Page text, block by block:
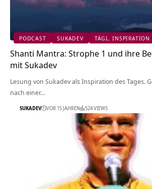
PODCAST SUKADEV TÄGL. INSPIRATION
Shanti Mantra: Strophe 1 und ihre
mit Sukadev
Lesung von Sukadev als Inspiration des Tages.
nach einer…
SUKADEV VOR 15 JAHREN 524 VIEWS